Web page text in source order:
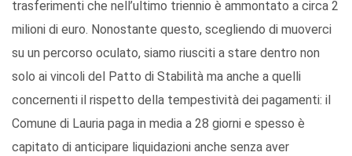
trasferimenti che nell’ultimo triennio è ammontato a circa 2
milioni di euro. Nonostante questo, scegliendo di muoverci
su un percorso oculato, siamo riusciti a stare dentro non
solo ai vincoli del Patto di Stabilità ma anche a quelli
concernenti il rispetto della tempestività dei pagamenti: il
Comune di Lauria paga in media a 28 giorni e spesso è
capitato di anticipare liquidazioni anche senza aver